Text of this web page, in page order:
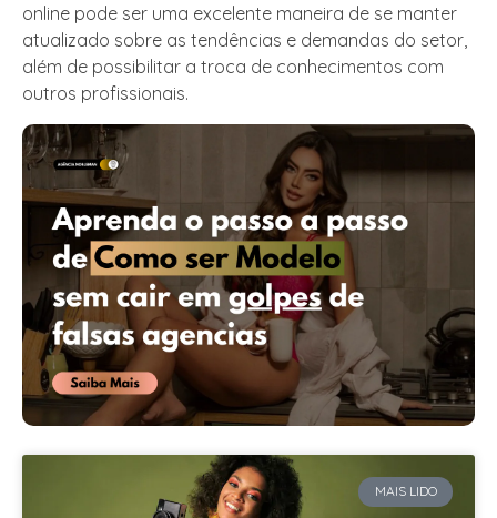
online pode ser uma excelente maneira de se manter
atualizado sobre as tendências e demandas do setor,
além de possibilitar a troca de conhecimentos com
outros profissionais.
MAIS LIDO